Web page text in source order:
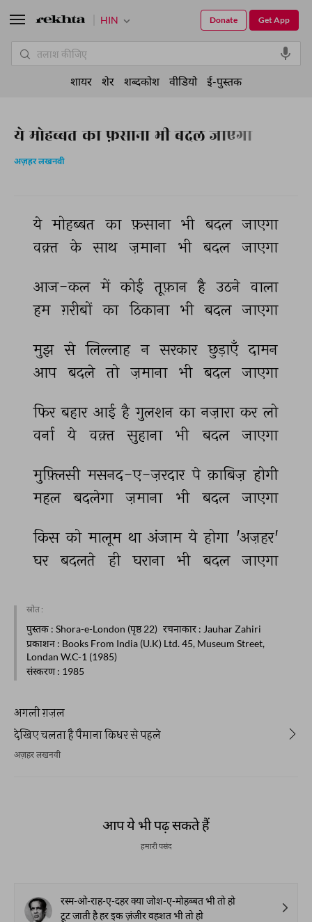
ये मोहब्बत का फ़साना भी बदल जाएगा
अज़हर लखनवी
ये मोहब्बत का फ़साना भी बदल जाएगा
वक़्त के साथ ज़माना भी बदल जाएगा
आज-कल में कोई तूफ़ान है उठने वाला
हम ग़रीबों का ठिकाना भी बदल जाएगा
मुझ से लिल्लाह न सरकार छुड़ाएँ दामन
आप बदले तो ज़माना भी बदल जाएगा
फिर बहार आई है गुलशन का नज़ारा कर लो
वर्ना
ये वक़्त सुहाना भी बदल जाएगा
मुफ़्लिसी मसनद-ए-ज़रदार पे क़ाबिज़ होगी
महल
बदलेगा ज़माना भी बदल जाएगा
किस को मालूम था अंजाम ये होगा 'अज़हर'
घर
बदलते ही घराना भी बदल जाएगा
स्रोत :
पुस्तक : Shora-e-London (पृष्ठ 22) रचनाकार : Jauhar Zahiri
प्रकाशन : Books From India (U.K) Ltd. 45, Museum Street,
Londan W.C-1 (1985)
संस्करण: 1985
अगली ग़ज़ल
देखिए चलता है पैमाना किधर से पहले
अज़हर लखनवी
आप ये भी पढ़ सकते हैं
हमारी पसंद
रस्म-ओ-राह-ए-दहर क्या जोश-ए-मोहब्बत भी तो हो
टूट जाती है हर इक ज़ंजीर वहशत भी तो हो
HIN Get App
Donate
शायर शेर शब्दकोश वीडियो ई-पुस्तक